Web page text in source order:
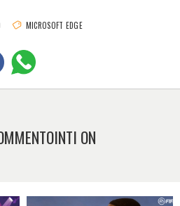
MICROSOFT EDGE
ON